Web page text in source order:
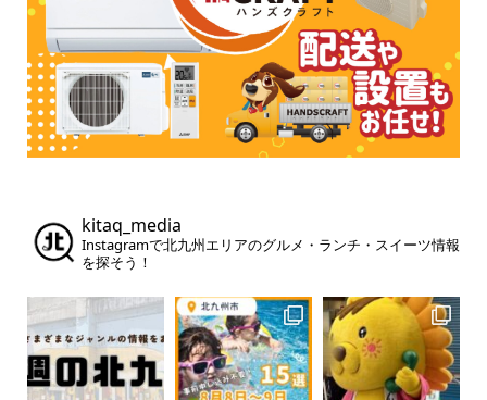
kitaq_media
Instagramで北九州エリアのグルメ・ランチ・スイーツ情報
を探そう！